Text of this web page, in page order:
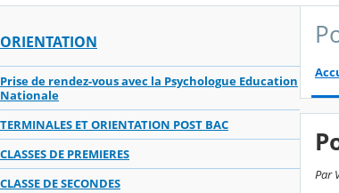
ORIENTATION
Prise de rendez-vous avec la Psychologue Education
Nationale
TERMINALES ET ORIENTATION POST BAC
CLASSES DE PREMIERES
CLASSE DE SECONDES
Par